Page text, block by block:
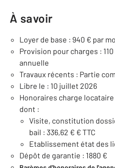
À savoir
Loyer de base : 940 € par
Provision pour charges :
annuelle
Travaux récents : Partie
Libre le : 10 juillet 2026
Honoraires charge locataire
dont :
Visite, constitution
bail : 336,62 € € TTC
Etablissement état des
Dépôt de garantie : 1880 €